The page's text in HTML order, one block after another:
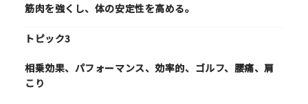
筋肉を強くし、体の安定性を高める。
トピック3
相乗効果、パフォーマンス、効率的、ゴルフ、腰痛、肩
こり